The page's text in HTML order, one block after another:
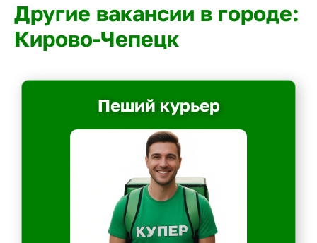
Другие вакансии в городе:
Кирово-Чепецк
Пеший курьер